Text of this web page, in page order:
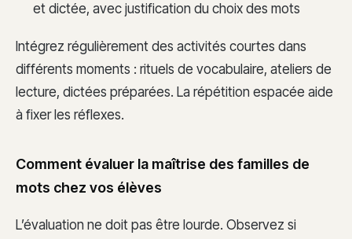
et dictée, avec justification du choix des mots
Intégrez régulièrement des activités courtes dans
différents moments : rituels de vocabulaire, ateliers de
lecture, dictées préparées. La répétition espacée aide
à fixer les réflexes.
Comment évaluer la maîtrise des familles de
mots chez vos élèves
L’évaluation ne doit pas être lourde. Observez si